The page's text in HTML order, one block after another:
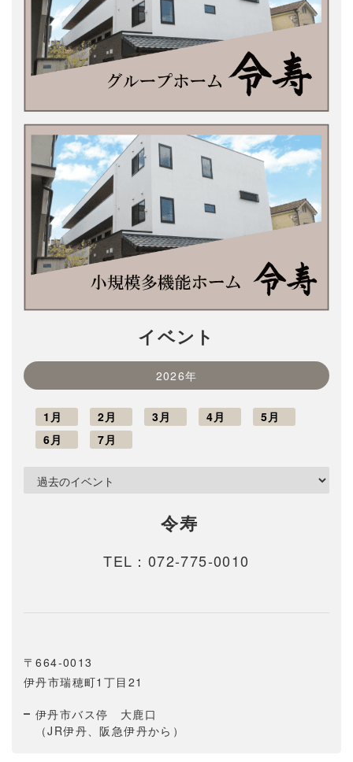
イベント
2026年
1月 2月 3月 4月
5月
6月
7月
令寿
TEL： 072-775-0010
〒664-0013
伊丹市瑞穂町1丁目21
伊丹市バス停 大鹿口
（JR伊丹、阪急伊丹から）